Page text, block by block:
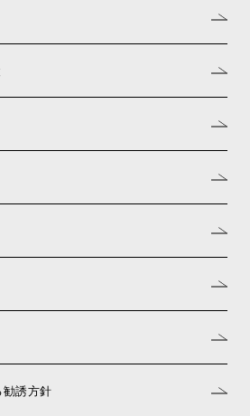
誘方針